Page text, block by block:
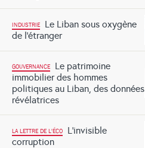
INDUSTRIE
Le Liban sous oxygène
de l’étranger
GOUVERNANCE
Le patrimoine
immobilier des hommes
politiques au Liban, des données
révélatrices
LA LETTRE DE L'ÉCO
L’invisible
corruption